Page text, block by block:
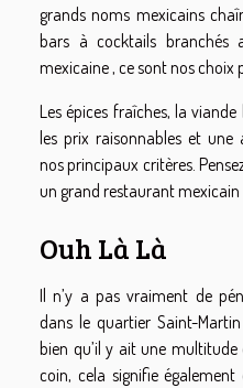
grands noms mexicains
bars à cocktails branchés
mexicaine , ce sont nos choix
Les épices fraîches, la
les prix raisonnables et
nos principaux critères.
un grand restaurant mexicain
Ouh Là Là
Il n’y a pas vraiment de
dans le quartier Saint-
bien qu’il y ait une
coin, cela signifie également